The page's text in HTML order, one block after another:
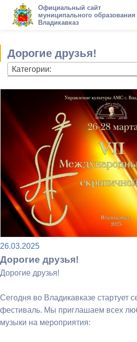
Официальный сайт
муниципального образования
Владикавказ
Дорогие друзья!
Категории:
26.03.2025
Дорогие друзья!
Дорогие друзья!
Сегодня во Владикавказе стартует
фестиваль. Мы приглашаем всех
музыки на мероприятия: